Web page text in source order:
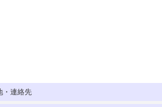
連絡先